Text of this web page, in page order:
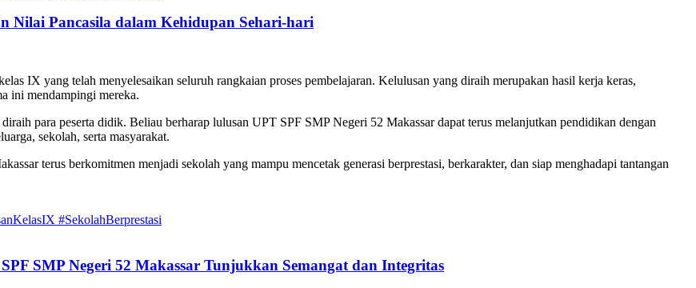
Nilai Pancasila dalam Kehidupan Sehari-hari
IX yang telah menyelesaikan seluruh rangkaian proses pembelajaran. Kelulusan yang diraih merupakan hasil kerja keras,
ini mendampingi mereka.
para peserta didik. Beliau berharap lulusan UPT SPF SMP Negeri 52 Makassar dapat terus melanjutkan pendidikan dengan
sekolah, serta masyarakat.
terus berkomitmen menjadi sekolah yang mampu mencetak generasi berprestasi, berkarakter, dan siap menghadapi tantangan
#SekolahBerprestasi
SMP Negeri 52 Makassar Tunjukkan Semangat dan Integritas